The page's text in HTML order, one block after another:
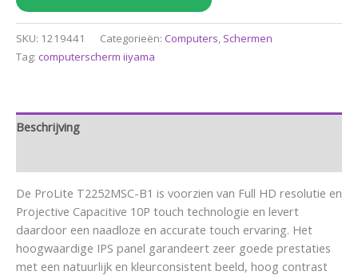
SKU: 1219441 Categorieën: Computers, Schermen
Tag: computerscherm iiyama
Beschrijving
De ProLite T2252MSC-B1 is voorzien van Full HD resolutie en
Projective Capacitive 10P touch technologie en levert
daardoor een naadloze en accurate touch ervaring. Het
hoogwaardige IPS panel garandeert zeer goede prestaties
met een natuurlijk en kleurconsistent beeld, hoog contrast